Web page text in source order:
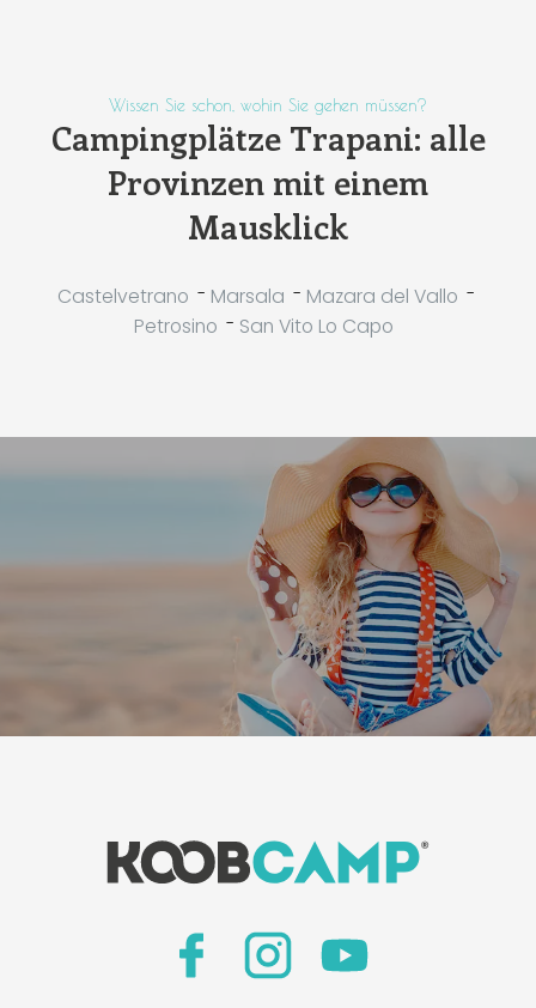
Wissen Sie schon, wohin Sie gehen müssen?
Campingplätze Trapani: alle
Provinzen mit einem
Mausklick
Castelvetrano - Marsala - Mazara del Vallo -
Petrosino - San Vito Lo Capo